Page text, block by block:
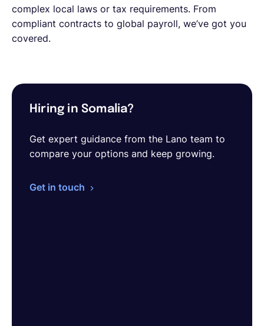
complex local laws or tax requirements. From
compliant contracts to global payroll, we’ve got you
covered.
Hiring in Somalia?
Get expert guidance from the Lano team to
compare your options and keep growing.
Get in touch